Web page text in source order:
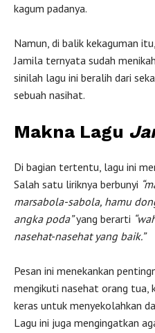
kagum padanya.
Namun, di balik kekaguman
Jamila ternyata sudah
sinilah lagu ini beralih dari
sebuah nasihat.
Makna Lagu
Di bagian tertentu, lagu ini
Salah satu liriknya berbunyi
marsabola-sabola, hamu
angka poda”yang berarti
nasehat-nasehat yang baik.”
Pesan ini menekankan
mengikuti nasehat orang tua,
keras untuk menyekolahkan
Lagu ini juga mengingatkan